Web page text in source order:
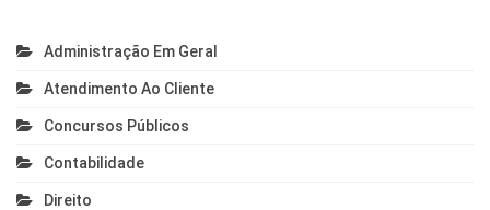
Administração Em Geral
Atendimento Ao Cliente
Concursos Públicos
Contabilidade
Direito